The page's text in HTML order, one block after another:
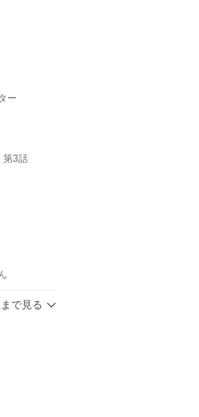
ー
第3話
小山
で見る